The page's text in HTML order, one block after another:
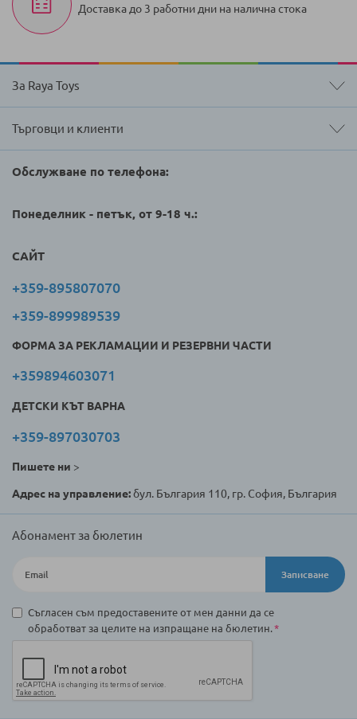
Доставка до 3 работни дни на налична стока
За Raya Toys
Търговци и клиенти
Обслужване по телефона:
Понеделник - петък, от 9-18 ч.:
САЙТ
+359-895807070
+359-899989539
ФОРМА ЗА РЕКЛАМАЦИИ И РЕЗЕРВНИ ЧАСТИ
+359894603071
ДЕТСКИ КЪТ ВАРНА
+359-897030703
Пишете ни >
Адрес на управление:бул. България 110, гр. София, България
Абонамент за бюлетин
Записване
Съгласен съм предоставените от мен данни да се
обработват за целите на изпращане на бюлетин.